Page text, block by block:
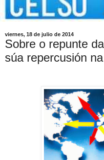
viernes, 18 de julio de 2014
Sobre o repunte
súa repercusión